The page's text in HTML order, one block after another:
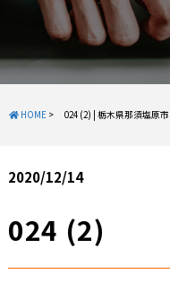
HOME > 024 (2) | 栃木県那須塩原
2020/12/14
024 (2)